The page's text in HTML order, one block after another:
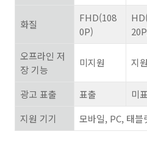
화질
FHD(108
0P)
오프라인 저
장 기능
미지원 지원
광고 표출 표출 미
지원 기기
모바일, PC, 태블